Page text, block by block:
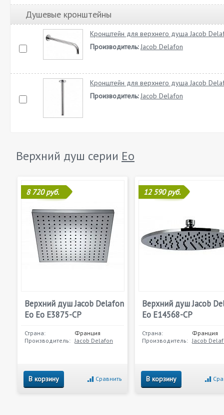
Душевые кронштейны
Кронштейн для верхнего душа Jacob
Производитель: Jacob Delafon
Кронштейн для верхнего душа Jacob
Производитель: Jacob Delafon
Верхний душ серии Eo
8 720 руб.
Верхний душ Jacob Delafon
Eo Eo E3875-CP
Страна:
Франция
Производитель: Jacob Delafon
В корзину Сравнить
12 590 руб.
Верхний душ Jacob
Eo E14568-CP
Страна:
Франция
Производитель: Jacob
В корзину